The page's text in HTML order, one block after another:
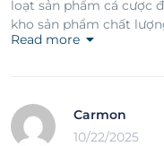
loạt sản phẩm cá cược
kho sản phẩm chất
nổ hũ, casino, bắn
Read more
Carmon
10/22/2025